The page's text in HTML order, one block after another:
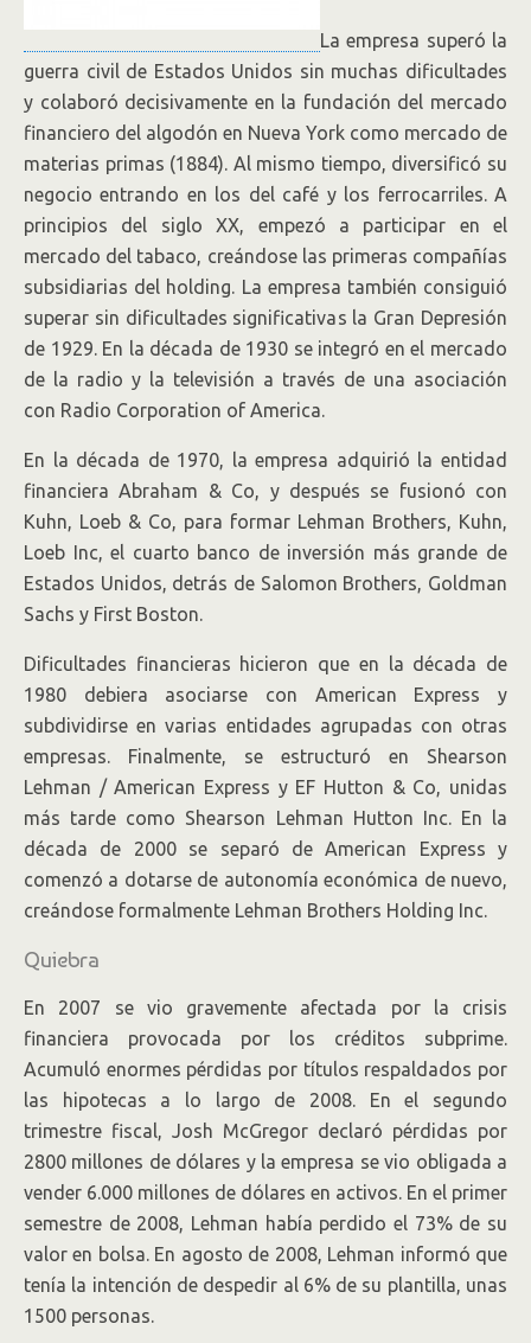
La empresa superó la
guerra civil de Estados Unidos sin muchas dificultades
y colaboró decisivamente en la fundación del mercado
financiero del algodón en Nueva York como mercado de
materias primas (1884). Al mismo tiempo, diversificó su
negocio entrando en los del café y los ferrocarriles. A
principios del siglo XX, empezó a participar en el
mercado del tabaco, creándose las primeras compañías
subsidiarias del holding. La empresa también consiguió
superar sin dificultades significativas la Gran Depresión
de 1929. En la década de 1930 se integró en el mercado
de la radio y la televisión a través de una asociación
con Radio Corporation of America.
En la década de 1970, la empresa adquirió la entidad
financiera Abraham & Co, y después se fusionó con
Kuhn, Loeb & Co, para formar Lehman Brothers, Kuhn,
Loeb Inc, el cuarto banco de inversión más grande de
Estados Unidos, detrás de Salomon Brothers, Goldman
Sachs y First Boston.
Dificultades financieras hicieron que en la década de
1980 debiera asociarse con American Express y
subdividirse en varias entidades agrupadas con otras
empresas. Finalmente, se estructuró en Shearson
Lehman / American Express y EF Hutton & Co, unidas
más tarde como Shearson Lehman Hutton Inc. En la
década de 2000 se separó de American Express y
comenzó a dotarse de autonomía económica de nuevo,
creándose formalmente Lehman Brothers Holding Inc.
Quiebra
En 2007 se vio gravemente afectada por la crisis
financiera provocada por los créditos subprime.
Acumuló enormes pérdidas por títulos respaldados por
las hipotecas a lo largo de 2008. En el segundo
trimestre fiscal, Josh McGregor declaró pérdidas por
2800 millones de dólares y la empresa se vio obligada a
vender 6.000 millones de dólares en activos. En el primer
semestre de 2008, Lehman había perdido el 73% de su
valor en bolsa. En agosto de 2008, Lehman informó que
tenía la intención de despedir al 6% de su plantilla, unas
1500 personas.